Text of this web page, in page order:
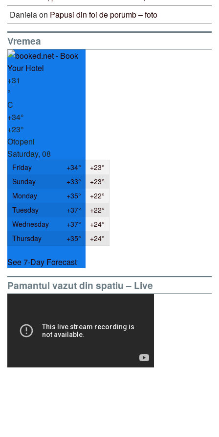
Danielaon Papusi din foi de porumb – foto
Vremea
+31
°
C
+34°
+23°
Otopeni
Saturday, 08
Friday +34° +23°
Sunday
+33° +23°
Monday
+35° +22°
Tuesday
+37° +22°
Wednesday
+37° +24°
Thursday
+35° +24°
See 7-Day Forecast
Pamantul vazut din spatiu – Live